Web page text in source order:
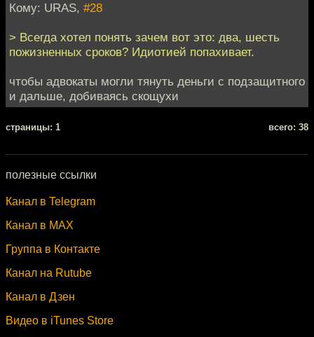
Кому: URAS, #28
> Всегда хотел понять зачем вот это: два, шесть
пожизненных сроков? Идиотией попахивает.
чтобы адвокаты могли тянуть деньги с подзащитного
и дальше, добиваясь скощухи
cтраницы: 1 всего: 38
полезные ссылки
Канал в Telegram
Канал в MAX
Группа в Контакте
Канал на Rutube
Канал в Дзен
Видео в iTunes Store